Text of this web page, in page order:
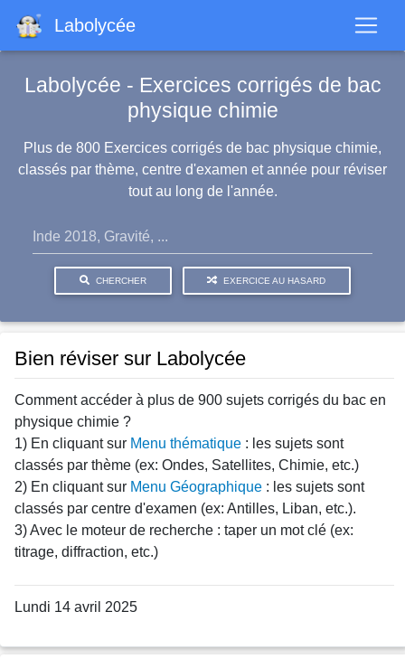
contenu
Labolycée
Labolycée - Exercices corrigés de bac
physique chimie
Plus de 800 Exercices corrigés de bac physique chimie,
classés par thème, centre d'examen et année pour réviser
tout au long de l'année.
CHERCHER EXERCICE AU HASARD
Bien réviser sur Labolycée
Comment accéder à plus de 900 sujets corrigés du bac en
physique chimie ?
1) En cliquant sur Menu thématique : les sujets sont
classés par thème (ex: Ondes, Satellites, Chimie, etc.)
2) En cliquant sur Menu Géographique : les sujets sont
classés par centre d'examen (ex: Antilles, Liban, etc.).
3) Avec le moteur de recherche : taper un mot clé (ex:
titrage, diffraction, etc.)
Lundi 14 avril 2025